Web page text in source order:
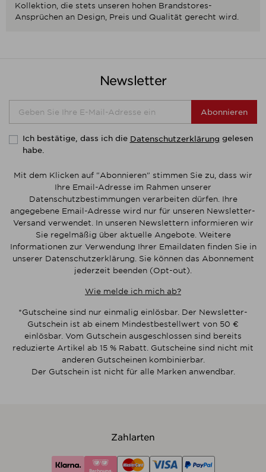
Kollektion, die stets unseren hohen Brandstores-
Ansprüchen an Design, Preis und Qualität gerecht wird.
Newsletter
Abonnieren
Ich bestätige, dass ich die Datenschutzerklärung gelesen
habe.
Mit dem Klicken auf "Abonnieren" stimmen Sie zu, dass wir
Ihre Email-Adresse im Rahmen unserer
Datenschutzbestimmungen verarbeiten dürfen. Ihre
angegebene Email-Adresse wird nur für unseren Newsletter-
Versand verwendet. In unseren Newslettern informieren wir
Sie regelmäßig über aktuelle Angebote. Weitere
Informationen zur Verwendung Ihrer Emaildaten finden Sie in
unserer Datenschutzerklärung. Sie können das Abonnement
jederzeit beenden (Opt-out).
Wie melde ich mich ab?
*Gutscheine sind nur einmalig einlösbar. Der Newsletter-
Gutschein ist ab einem Mindestbestellwert von 50 €
einlösbar. Vom Gutschein ausgeschlossen sind bereits
reduzierte Artikel ab 15 % Rabatt. Gutscheine sind nicht mit
anderen Gutscheinen kombinierbar.
Der Gutschein ist nicht für alle Marken anwendbar.
Zahlarten